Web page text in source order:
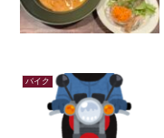
バイク